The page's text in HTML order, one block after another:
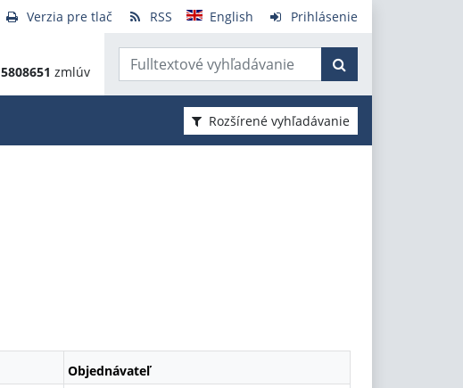
Verzia pre tlač RSS English Prihlásenie
5808651 zmlúv
Rozšírené vyhľadávanie
Objednávateľ